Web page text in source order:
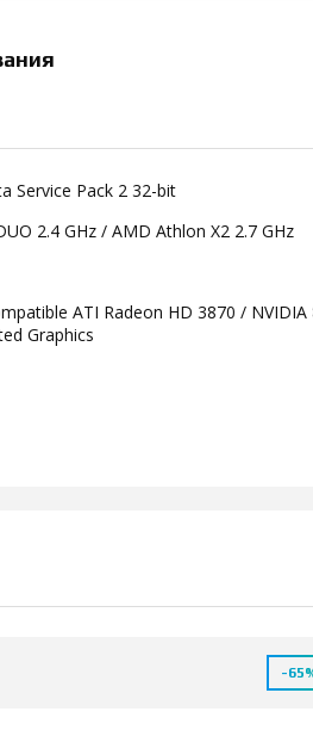
Service Pack 2 32-bit
2.4 GHz / AMD Athlon X2 2.7 GHz
ATI Radeon HD 3870 /
Graphics
-